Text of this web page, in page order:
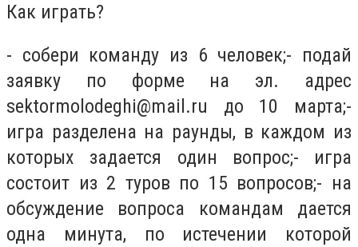
Как играть?
- собери команду из 6 человек;- подай
заявку по форме на эл. адрес
sektormolodeghi@mail.ru до 10 марта;-
игра разделена на раунды, в каждом из
которых задается один вопрос;- игра
состоит из 2 туров по 15 вопросов;- на
обсуждение вопроса командам дается
одна минута, по истечении которой